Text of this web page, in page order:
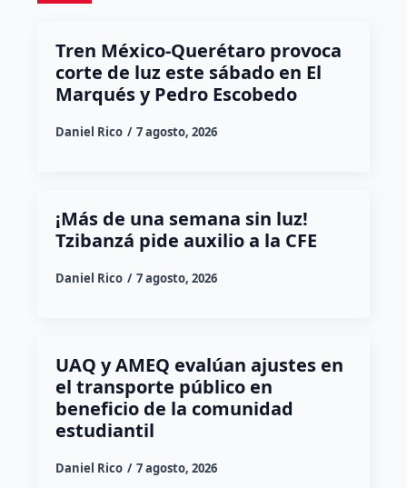
Tren México-Querétaro provoca
corte de luz este sábado en El
Marqués y Pedro Escobedo
Daniel Rico 7 agosto, 2026
¡Más de una semana sin luz!
Tzibanzá pide auxilio a la CFE
Daniel Rico 7 agosto, 2026
UAQ y AMEQ evalúan ajustes en
el transporte público en
beneficio de la comunidad
estudiantil
Daniel Rico 7 agosto, 2026